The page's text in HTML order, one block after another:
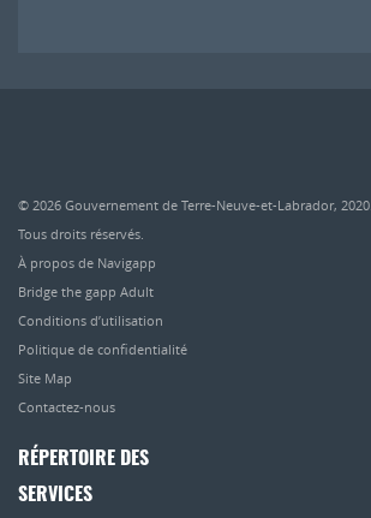
© 2026 Gouvernement de Terre-Neuve-et-Labrador, 2020.
Tous droits réservés.
À propos de Navigapp
Bridge the gapp Adult
Conditions d’utilisation
Politique de confidentialité
Site Map
Contactez-nous
RÉPERTOIRE DES
SERVICES